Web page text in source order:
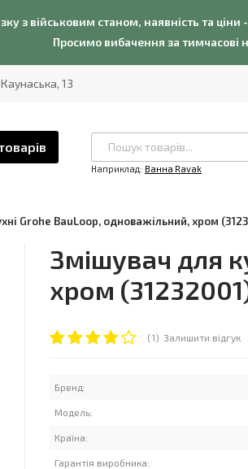
з військовим станом, наявність та
Просимо вибачення за тимчасові
13
Наприклад: Ванна Ravak
Grohe BauLoop, одноважільний, хром
Змішувач для
хром
(1) Залишити відгук
Бренд:
Модель:
Країна:
Гарантія виробника: